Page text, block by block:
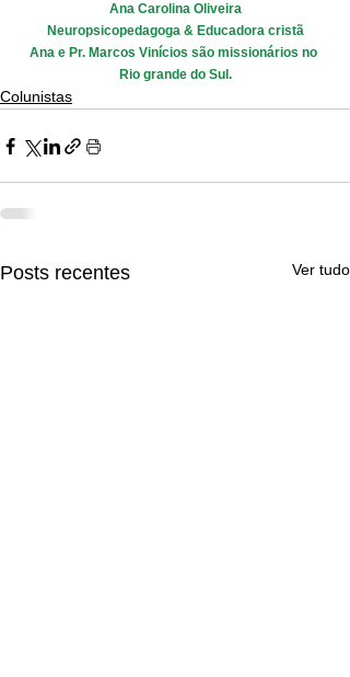
Ana Carolina Oliveira
Neuropsicopedagoga & Educadora cristã
Ana e Pr. Marcos Vinícios são missionários no
Rio grande do Sul.
Colunistas
Posts recentes Ver tudo